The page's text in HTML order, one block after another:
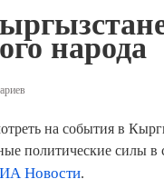
народа
на события в
политические силы в
Новости.